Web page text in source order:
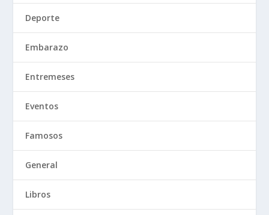
Deporte
Embarazo
Entremeses
Eventos
Famosos
General
Libros